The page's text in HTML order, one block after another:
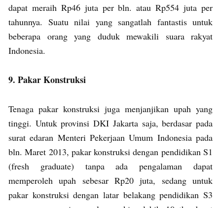
dapat meraih Rp46 juta per bln. atau Rp554 juta per
tahunnya. Suatu nilai yang sangatlah fantastis untuk
beberapa orang yang duduk mewakili suara rakyat
Indonesia.
9. Pakar Konstruksi
Tenaga pakar konstruksi juga menjanjikan upah yang
tinggi. Untuk provinsi DKI Jakarta saja, berdasar pada
surat edaran Menteri Pekerjaan Umum Indonesia pada
bln. Maret 2013, pakar konstruksi dengan pendidikan S1
(fresh graduate) tanpa ada pengalaman dapat
memperoleh upah sebesar Rp20 juta, sedang untuk
pakar konstruksi dengan latar belakang pendidikan S3